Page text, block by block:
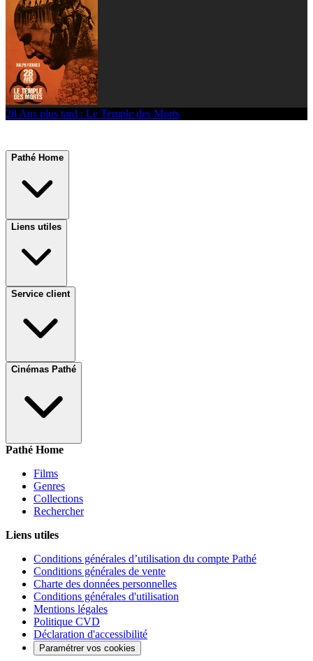
28 Ans plus tard : Le Temple des Morts
Pathé Home
Liens utiles
Service client
Cinémas Pathé
Pathé Home
Films
Genres
Collections
Rechercher
Liens utiles
Conditions générales d’utilisation du compte Pathé
Conditions générales de vente
Charte des données personnelles
Conditions générales d'utilisation
Mentions légales
Politique CVD
Déclaration d'accessibilité
Paramétrer vos cookies